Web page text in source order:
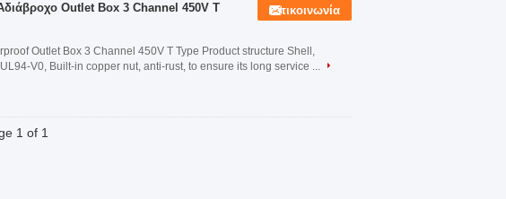
Outlet Box 3 Channel 450V T
Επικοινωνία
Outlet Box 3 Channel 450V T Type​ Product structure Shell,
V0, Built-in copper nut, anti-rust, to ensure its long service ...
1 of 1